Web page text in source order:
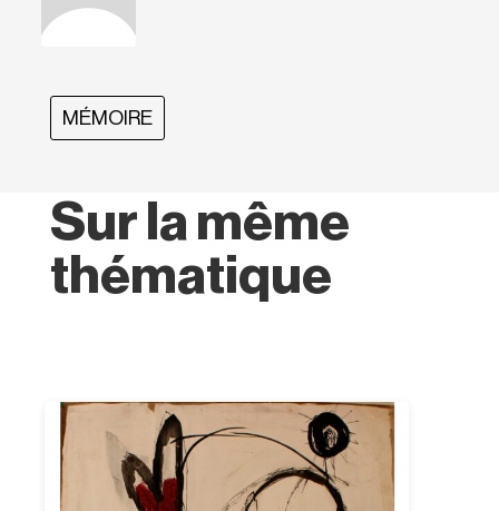
MÉMOIRE
Sur la même
thématique